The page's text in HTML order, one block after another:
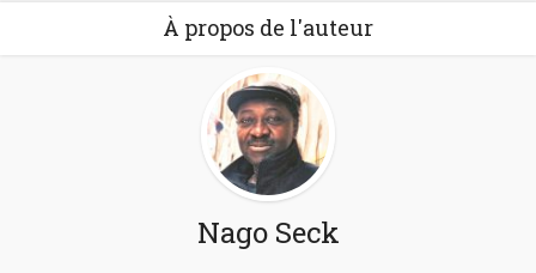
À propos de l'auteur
Nago Seck